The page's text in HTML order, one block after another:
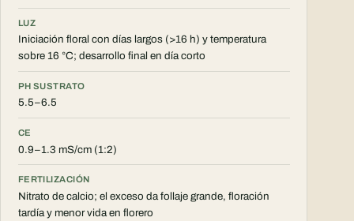
LUZ
Iniciación floral con días largos (>16 h) y temperatura
sobre 16 °C; desarrollo final en día corto
PH SUSTRATO
5.5–6.5
CE
0.9–1.3 mS/cm (1:2)
FERTILIZACIÓN
Nitrato de calcio; el exceso da follaje grande, floración
tardía y menor vida en florero